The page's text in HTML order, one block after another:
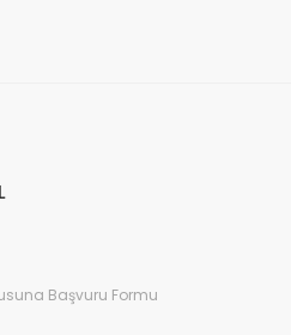
Başvuru Formu